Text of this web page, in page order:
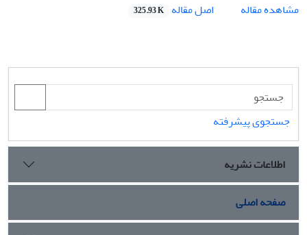
مشاهده مقاله
اصل مقاله 325.93 K
جستجوی پیشرفته
اطلاعات نشریه
صفحه اصلی